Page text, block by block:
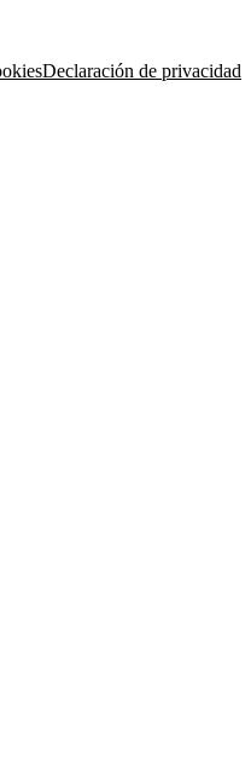
Declaración de privacidad